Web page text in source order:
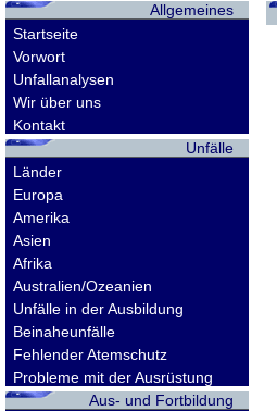
Allgemeines
Startseite
Vorwort
Unfallanalysen
Wir über uns
Kontakt
Unfälle
Länder
Europa
Amerika
Asien
Afrika
Australien/Ozeanien
Unfälle in der Ausbildung
Beinaheunfälle
Fehlender Atemschutz
Probleme mit der Ausrüstung
Aus- und Fortbildung